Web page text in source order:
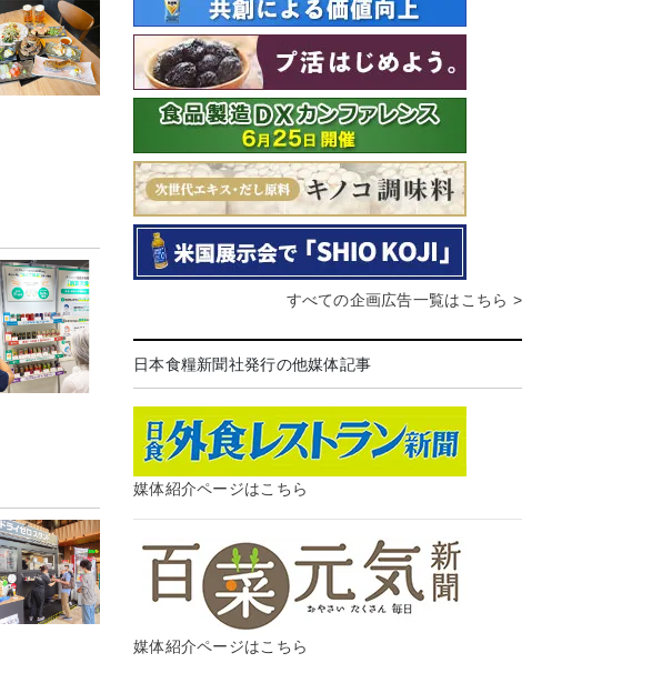
すべての企画広告一覧はこちら >
日本食糧新聞社発行の他媒体記事
媒体紹介ページはこちら
媒体紹介ページはこちら